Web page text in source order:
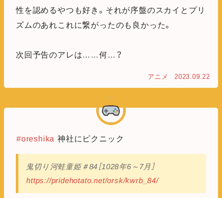
性を認めるやつも好き。それが序盤のスカイとプリ
ズムのあれこれに繋がったのも良かった。
次回予告のアレは……何…？
アニメ 2023.09.22
#oreshika 神社にピクニック
鬼切り河蛙童姫＃84［1028年6～7月］
https://pridehotato.net/orsk/kwrb_84/